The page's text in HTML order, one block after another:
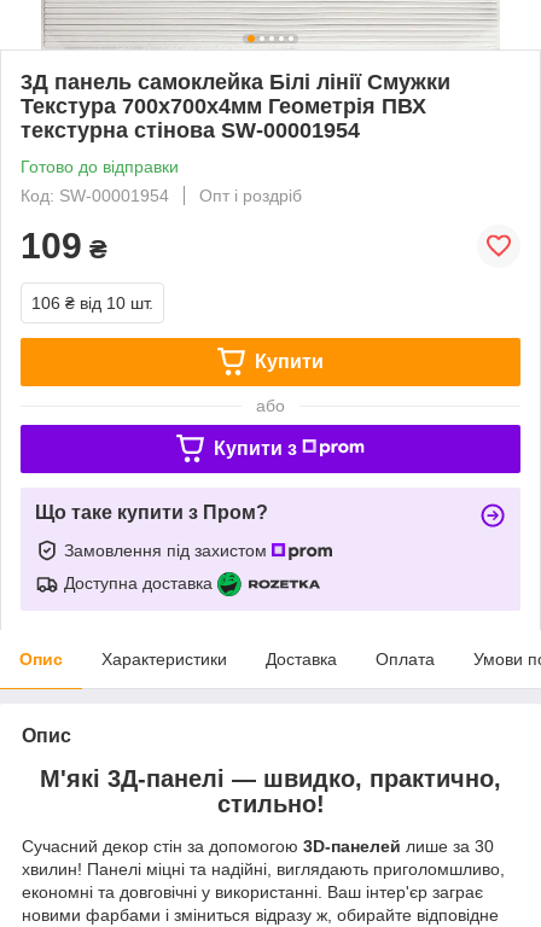
3Д панель самоклейка Білі лінії Смужки
Текстура 700х700х4мм Геометрія ПВХ
текстурна стінова SW-00001954
Готово до відправки
Код: SW-00001954
Опт і роздріб
109 ₴
106 ₴ від 10 шт.
Купити
або
Купити з
Що таке купити з Пром?
Замовлення під захистом
Доступна доставка
Опис Характеристики Доставка Оплата Умови
Опис
М'які 3Д-панелі — швидко, практично,
стильно!
Сучасний декор стін за допомогою 3D-панелей лише за 30
хвилин! Панелі міцні та надійні, виглядають приголомшливо,
економні та довговічні у використанні. Ваш інтер'єр заграє
новими фарбами і зміниться відразу ж, обирайте відповідне